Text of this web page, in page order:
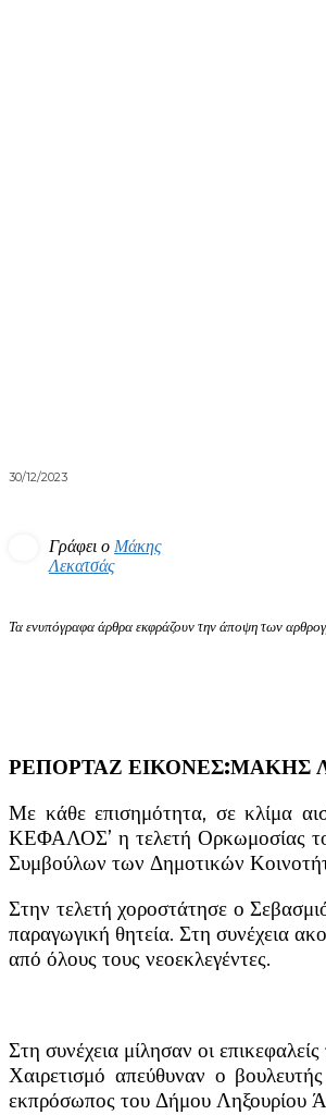
30/12/2023
Γράφει ο Μάκης
Λεκατσάς
Τα ενυπόγραφα άρθρα εκφράζουν την άποψη των
ΡΕΠΟΡΤΑΖ ΕΙΚΟΝΕΣ:ΜΑΚΗΣ
Με κάθε επισημότητα, σε κλίμα
ΚΕΦΑΛΟΣ’ η τελετή Ορκωμοσίας
Συμβούλων των Δημοτικών
Στην τελετή χοροστάτησε ο
παραγωγική θητεία. Στη συνέχεια
από όλους τους νεοεκλεγέντες.
Στη συνέχεια μίλησαν οι
Χαιρετισμό απεύθυναν ο βουλευτής
εκπρόσωπος του Δήμου Ληξουρίου